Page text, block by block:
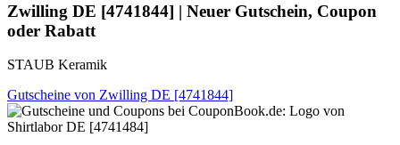
Zwilling DE [4741844] | Neuer Gutschein, Coupon
oder Rabatt
STAUB Keramik
Gutscheine von Zwilling DE [4741844]